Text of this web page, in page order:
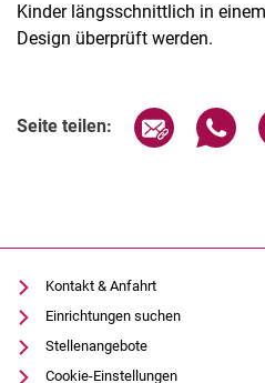
HeLPS-3: Erziehender
Spielen
HeLPS-2: Integrative
Methoden des erziehenden
Bewegungsfeldern
Kinder längsschnittlich in
Design überprüft werden.
Seite teilen: Seite über
Kontakt & Anfahrt
Einrichtungen suchen
Stellenangebote
Cookie-Einstellungen